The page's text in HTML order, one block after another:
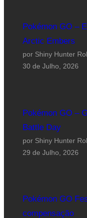
Pokémon GO –
Arctic Embers
por Shiny Hunter
30 de Julho, 2026
Pokémon GO –
Battle Day
por Shiny Hunter
29 de Julho, 2026
Pokémon GO
compensação